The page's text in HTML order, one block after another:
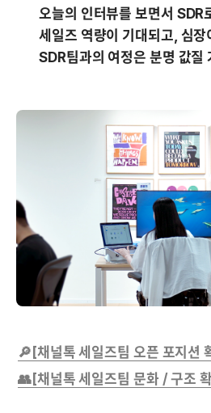
오늘의 인터뷰를 보면서 SDR
세일즈 역량이 기대되고, 심장
SDR팀과의 여정은 분명 값질
🔎[채널톡 세일즈팀 오픈 포지션
👥[채널톡 세일즈팀 문화 / 구조